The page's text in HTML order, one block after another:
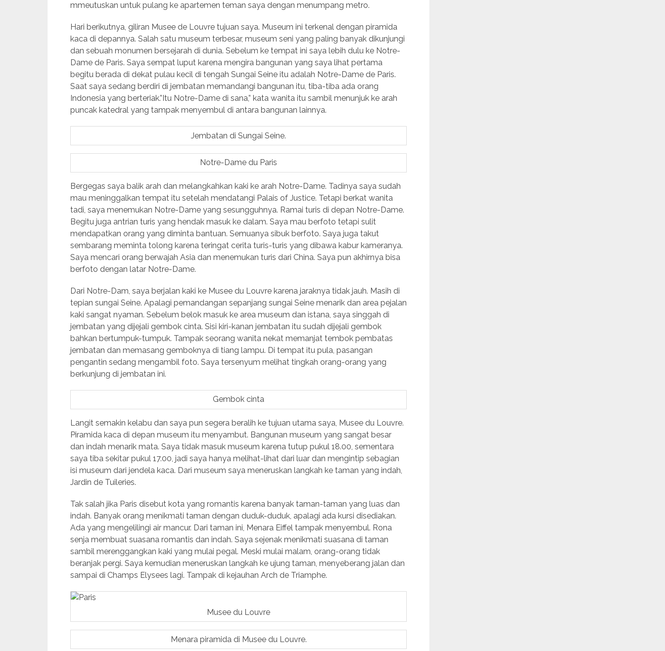
mmeutuskan untuk pulang ke apartemen teman saya dengan menumpang metro.
Hari berikutnya, giliran Musee de Louvre tujuan saya. Museum ini terkenal dengan piramida
kaca di depannya. Salah satu museum terbesar, museum seni yang paling banyak dikunjungi
dan sebuah monumen bersejarah di dunia. Sebelum ke tempat ini saya lebih dulu ke Notre-
Dame de Paris. Saya sempat luput karena mengira bangunan yang saya lihat pertama
begitu berada di dekat pulau kecil di tengah Sungai Seine itu adalah Notre-Dame de Paris.
Saat saya sedang berdiri di jembatan memandangi bangunan itu, tiba-tiba ada orang
Indonesia yang berteriak.”Itu Notre-Dame di sana,” kata wanita itu sambil menunjuk ke arah
puncak katedral yang tampak menyembul di antara bangunan lainnya.
Jembatan di Sungai Seine.
Notre-Dame du Paris
Bergegas saya balik arah dan melangkahkan kaki ke arah Notre-Dame. Tadinya saya sudah
mau meninggalkan tempat itu setelah mendatangi Palais of Justice. Tetapi berkat wanita
tadi, saya menemukan Notre-Dame yang sesungguhnya. Ramai turis di depan Notre-Dame.
Begitu juga antrian turis yang hendak masuk ke dalam. Saya mau berfoto tetapi sulit
mendapatkan orang yang diminta bantuan. Semuanya sibuk berfoto. Saya juga takut
sembarang meminta tolong karena teringat cerita turis-turis yang dibawa kabur kameranya.
Saya mencari orang berwajah Asia dan menemukan turis dari China. Saya pun akhirnya bisa
berfoto dengan latar Notre-Dame.
Dari Notre-Dam, saya berjalan kaki ke Musee du Louvre karena jaraknya tidak jauh. Masih di
tepian sungai Seine. Apalagi pemandangan sepanjang sungai Seine menarik dan area pejalan
kaki sangat nyaman. Sebelum belok masuk ke area museum dan istana, saya singgah di
jembatan yang dijejali gembok cinta. Sisi kiri-kanan jembatan itu sudah dijejali gembok
bahkan bertumpuk-tumpuk. Tampak seorang wanita nekat memanjat tembok pembatas
jembatan dan memasang gemboknya di tiang lampu. Di tempat itu pula, pasangan
pengantin sedang mengambil foto. Saya tersenyum melihat tingkah orang-orang yang
berkunjung di jembatan ini.
Gembok cinta
Langit semakin kelabu dan saya pun segera beralih ke tujuan utama saya, Musee du Louvre.
Piramida kaca di depan museum itu menyambut. Bangunan museum yang sangat besar
dan indah menarik mata. Saya tidak masuk museum karena tutup pukul 18.00, sementara
saya tiba sekitar pukul 17.00, jadi saya hanya melihat-lihat dari luar dan mengintip sebagian
isi museum dari jendela kaca. Dari museum saya meneruskan langkah ke taman yang indah,
Jardin de Tuileries.
Tak salah jika Paris disebut kota yang romantis karena banyak taman-taman yang luas dan
indah. Banyak orang menikmati taman dengan duduk-duduk, apalagi ada kursi disediakan.
Ada yang mengelilingi air mancur. Dari taman ini, Menara Eiffel tampak menyembul. Rona
senja membuat suasana romantis dan indah. Saya sejenak menikmati suasana di taman
sambil merenggangkan kaki yang mulai pegal. Meski mulai malam, orang-orang tidak
beranjak pergi. Saya kemudian meneruskan langkah ke ujung taman, menyeberang jalan dan
sampai di Champs Elysees lagi. Tampak di kejauhan Arch de Triamphe.
Musee du Louvre
Menara piramida di Musee du Louvre.